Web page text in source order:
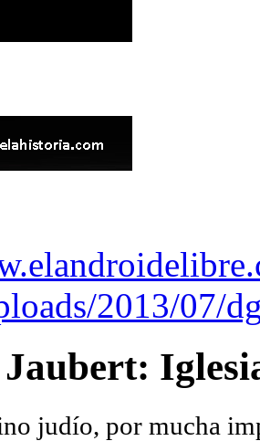
2013/07/
judío, por mucha